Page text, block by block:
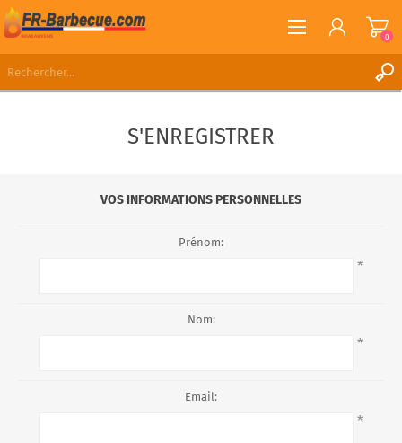
0
S'ENREGISTRER
VOS INFORMATIONS PERSONNELLES
Prénom:
*
Nom:
*
Email:
*